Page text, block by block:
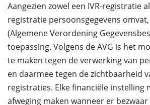
Aangezien zowel een IVR-registratie
registratie persoonsgegevens omvat,
(Algemene Verordening
toepassing. Volgens de AVG is het
te maken tegen de verwerking van
en daarmee tegen de zichtbaarheid
registraties. Elke financiële instelling
afweging maken wanneer er